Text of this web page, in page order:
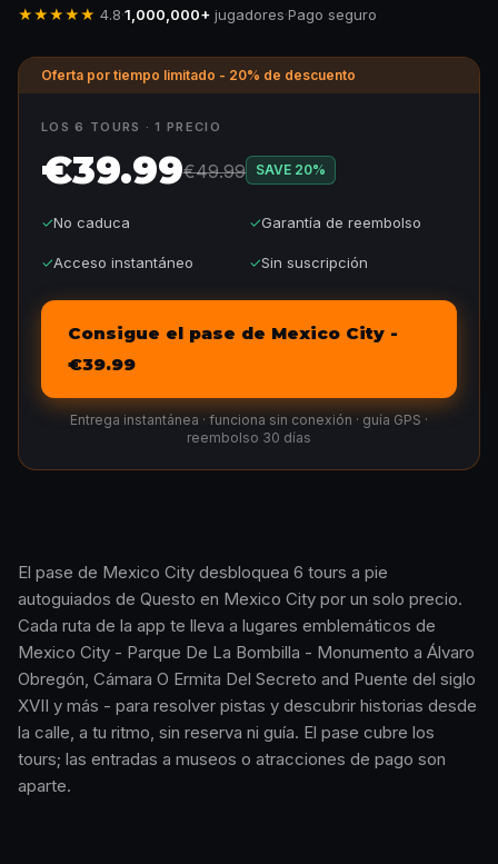
★★★★★ 4.8·1,000,000+ jugadores·Pago seguro
Oferta por tiempo limitado - 20% de descuento
LOS 6 TOURS · 1 PRECIO
€39.99€49.99 SAVE 20%
✓No caduca ✓Garantía de reembolso
✓Acceso instantáneo ✓Sin suscripción
Consigue el pase de Mexico City -
€39.99
Entrega instantánea · funciona sin conexión · guía GPS ·
reembolso 30 días
El pase de Mexico City desbloquea 6 tours a pie
autoguiados de Questo en Mexico City por un solo precio.
Cada ruta de la app te lleva a lugares emblemáticos de
Mexico City - Parque De La Bombilla - Monumento a Álvaro
Obregón, Cámara O Ermita Del Secreto and Puente del siglo
XVII y más - para resolver pistas y descubrir historias desde
la calle, a tu ritmo, sin reserva ni guía. El pase cubre los
tours; las entradas a museos o atracciones de pago son
aparte.